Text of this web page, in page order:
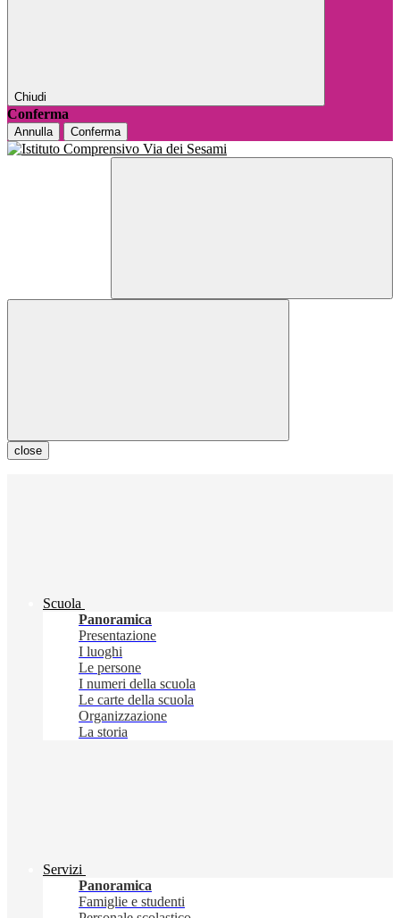
Chiudi
Conferma
Annulla Conferma
close
Scuola
Panoramica
Presentazione
I luoghi
Le persone
I numeri della scuola
Le carte della scuola
Organizzazione
La storia
Servizi
Panoramica
Famiglie e studenti